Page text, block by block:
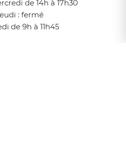
de 14h à 17h30
: fermé
de 9h à 11h45